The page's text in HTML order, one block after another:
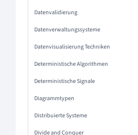
Datenvalidierung
Datenverwaltungssysteme
Datenvisualisierung Techniken
Deterministische Algorithmen
Deterministische Signale
Diagrammtypen
Distribuierte Systeme
Divide and Conquer